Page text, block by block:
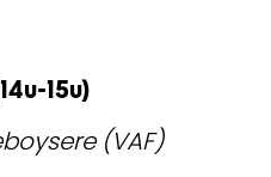
15u)
(VAF)